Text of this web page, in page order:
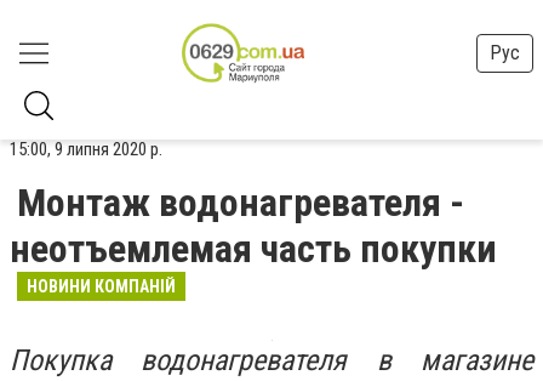
Рус
15:00, 9 липня 2020 р.
Монтаж водонагревателя -
неотъемлемая часть покупки
НОВИНИ КОМПАНІЙ
Покупка водонагревателя в магазине